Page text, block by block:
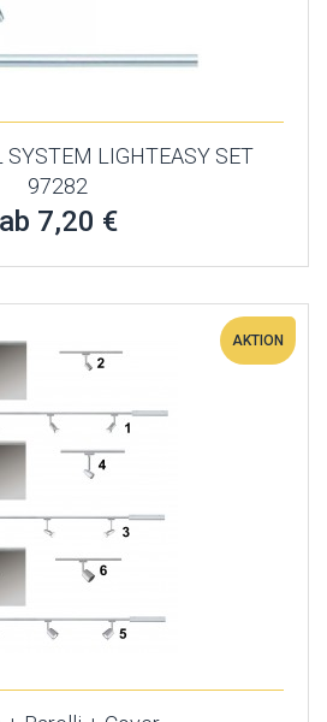
SYSTEM LIGHTEASY SET
97282
ab 7,20 €
AKTION